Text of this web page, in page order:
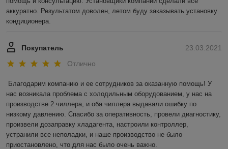
аккуратно. Результатом доволен, летом буду заказывать установку
кондиционера.
23.03.2021
Покупатель
Отлично
Благодарим компанию и ее сотрудников за оказанную помощь! У
нас возникала проблема с холодильным оборудованием, у нас на
производстве 2 чиллера, и оба чиллера выдавали ошибку по
низкому давлению. Спасибо за оперативность, провели диагностику,
произвели дозаправку хладагента, настроили контроллер,
устранили все неполадки, и наше производство не было
приостановлено, что для нас было очень важно.